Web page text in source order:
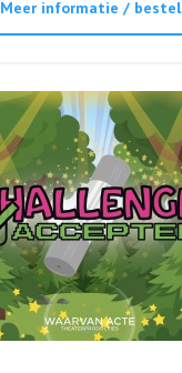
Meer informatie / bestel